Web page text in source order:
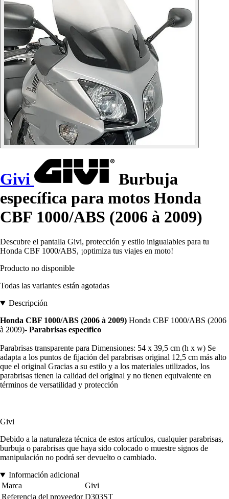
Givi
Burbuja
específica para motos Honda
CBF 1000/ABS (2006 à 2009)
Descubre el pantalla Givi, protección y estilo inigualables para tu
Honda CBF 1000/ABS, ¡optimiza tus viajes en moto!
Producto no disponible
Todas las variantes están agotadas
Descripción
Honda CBF 1000/ABS (2006 à 2009) Honda CBF 1000/ABS (2006
à 2009)- Parabrisas específico
Parabrisas transparente para Dimensiones: 54 x 39,5 cm (h x w) Se
adapta a los puntos de fijación del parabrisas original 12,5 cm más alto
que el original Gracias a su estilo y a los materiales utilizados, los
parabrisas tienen la calidad del original y no tienen equivalente en
términos de versatilidad y protección
Givi
Debido a la naturaleza técnica de estos artículos, cualquier parabrisas,
burbuja o parabrisas que haya sido colocado o muestre signos de
manipulación no podrá ser devuelto o cambiado.
Información adicional
Marca
Givi
Referencia del proveedor D303ST